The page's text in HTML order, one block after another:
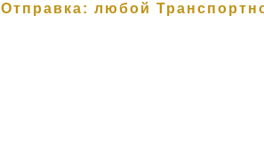
Отправка: любой